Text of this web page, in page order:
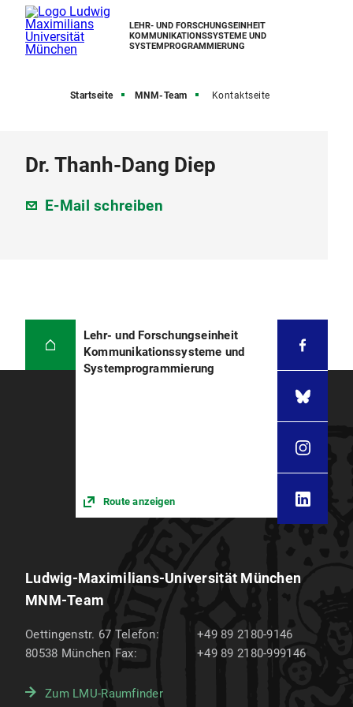
LEHR- UND FORSCHUNGSEINHEIT
KOMMUNIKATIONSSYSTEME UND
SYSTEMPROGRAMMIERUNG
Startseite MNM-Team Kontaktseite
Dr. Thanh-Dang Diep
E-Mail schreiben
Lehr- und Forschungseinheit
Kommunikationssysteme und
Systemprogrammierung
Route anzeigen
Ludwig-Maximilians-Universität München
MNM-Team
Oettingenstr. 67
80538 München
Telefon:
+49 89 2180-9146
Fax:
+49 89 2180-999146
Zum LMU-Raumfinder